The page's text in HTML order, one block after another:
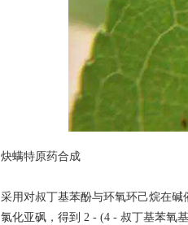
炔螨特原药合成
采用对叔丁基苯酚与环氧环己烷在
氯化亚砜，得到 2 - (4 - 叔丁基苯氧